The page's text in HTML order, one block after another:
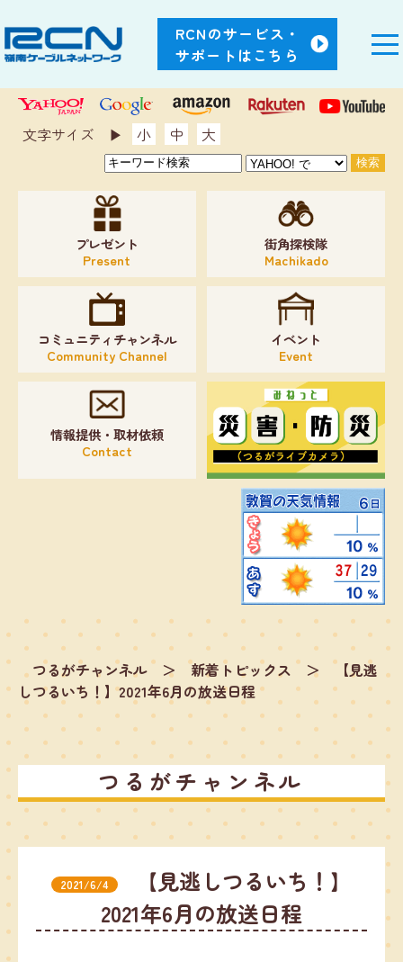
RCNのサービス・
サポートはこちら
文字サイズ ▶︎ 小 中 大
プレゼント
Present
街角探検隊
Machikado
コミュニティチャンネル
Community Channel
イベント
Event
情報提供・取材依頼
Contact
つるがチャンネル ＞ 新着トピックス ＞
【見逃
しつるいち！】2021年6月の放送日程
つるがチャンネル
2021/6/4
【見逃しつるいち！】
2021年6月の放送日程